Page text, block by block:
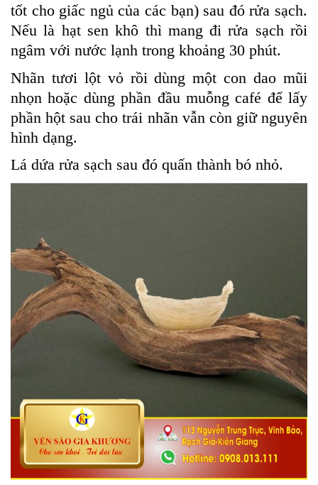
tốt cho giấc ngủ của các bạn) sau đó rửa sạch.
Nếu là hạt sen khô thì mang đi rửa sạch rồi
ngâm với nước lạnh trong khoảng 30 phút.
Nhãn tươi lột vỏ rồi dùng một con dao mũi
nhọn hoặc dùng phần đầu muỗng café để lấy
phần hột sau cho trái nhãn vẫn còn giữ nguyên
hình dạng.
Lá dứa rửa sạch sau đó quấn thành bó nhỏ.